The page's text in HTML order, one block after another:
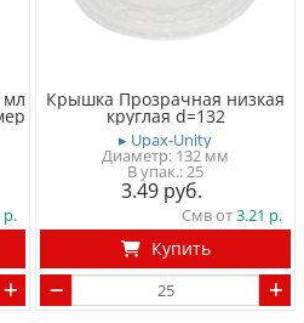
мл Крышка Прозрачная низкая
круглая d=132
▸ Upax-Unity
Диаметр: 132 мм
25
3.49
Смв от3.21
Купить